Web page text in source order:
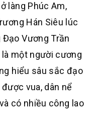
làng Phúc Am,
Hán Siêu lúc
Vương Trần
là một người cương
hiểu sâu sắc đạo
vua, dân nể
có nhiều công lao